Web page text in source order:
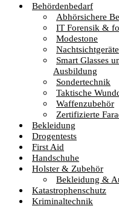
Behördenbedarf
Abhörsichere
IT Forensik &
Modestone
Nachtsichtgeräte
Smart Glasses
Ausbildung
Sondertechnik
Taktische
Waffenzubehör
Zertifizierte
Bekleidung
Drogentests
First Aid
Handschuhe
Holster & Zubehör
Bekleidung &
Katastrophenschutz
Kriminaltechnik